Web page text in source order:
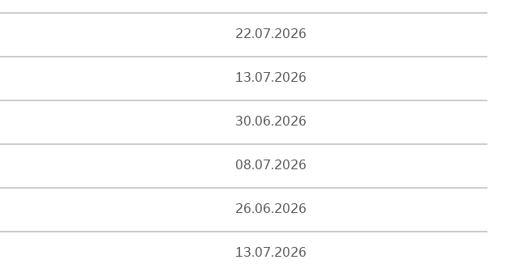
22.07.2026
13.07.2026
30.06.2026
08.07.2026
26.06.2026
13.07.2026